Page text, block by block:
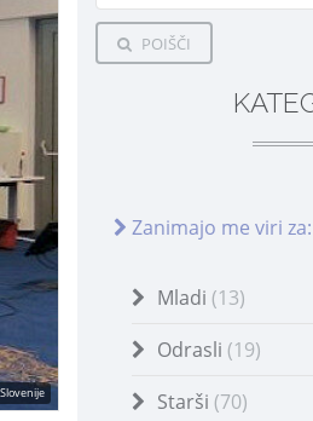
POIŠČI
Zanimajo me viri za:
Mladi (13)
Odrasli (19)
Starši (70)